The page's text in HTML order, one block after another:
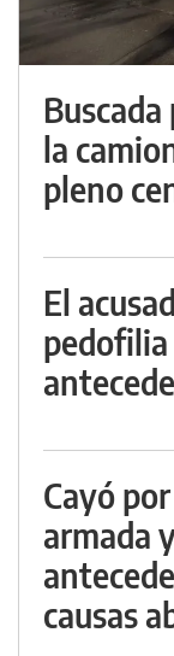
la
pleno
El
Cayó
armada
causas